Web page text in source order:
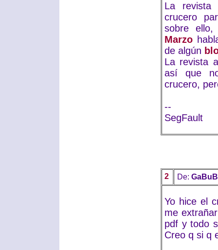
La revista
crucero
sobre
Marzo
de algún
La revista
así que
crucero,
--
SegFault
2 De:
Yo hice el
me
pdf y todo
Creo q si q